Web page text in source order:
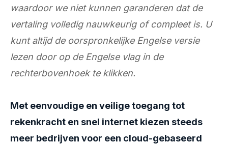
waardoor we niet kunnen garanderen dat de
vertaling volledig nauwkeurig of compleet is. U
kunt altijd de oorspronkelijke Engelse versie
lezen door op de Engelse vlag in de
rechterbovenhoek te klikken.
Met eenvoudige en veilige toegang tot
rekenkracht en snel internet kiezen steeds
meer bedrijven voor een cloud-gebaseerd